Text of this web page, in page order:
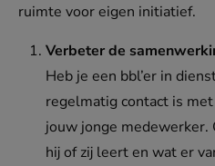
ruimte voor eigen initiatief.
Verbeter de
Heb je een bbl’er in
regelmatig contact is
jouw jonge
hij of zij leert en wat er